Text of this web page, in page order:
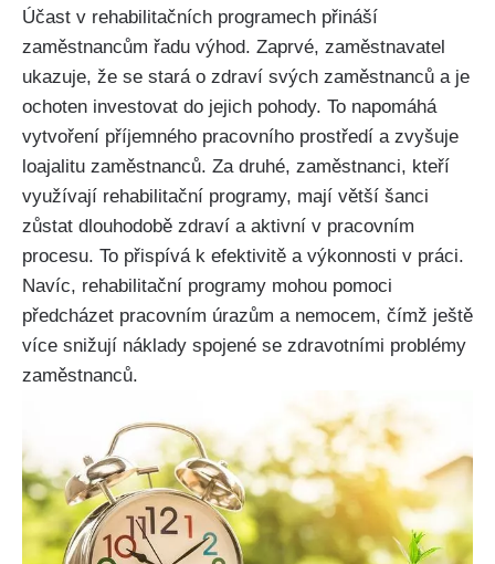
Účast v rehabilitačních programech přináší
zaměstnancům řadu výhod. Zaprvé, zaměstnavatel
ukazuje, že se stará o zdraví svých zaměstnanců a je
ochoten investovat do jejich pohody. To napomáhá
vytvoření příjemného pracovního prostředí a zvyšuje
loajalitu zaměstnanců. Za druhé, zaměstnanci, kteří
využívají rehabilitační programy, mají větší šanci
zůstat dlouhodobě zdraví a aktivní v pracovním
procesu. To přispívá k efektivitě a výkonnosti v práci.
Navíc, rehabilitační programy mohou pomoci
předcházet pracovním úrazům a nemocem, čímž ještě
více snižují náklady spojené se zdravotními problémy
zaměstnanců.